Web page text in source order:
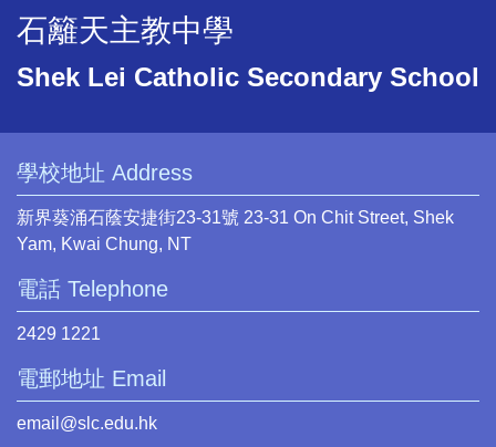
石籬天主教中學
Shek Lei Catholic Secondary School
學校地址 Address
新界葵涌石蔭安捷街23-31號 23-31 On Chit Street, Shek
Yam, Kwai Chung, NT
電話 Telephone
2429 1221
電郵地址 Email
email@slc.edu.hk